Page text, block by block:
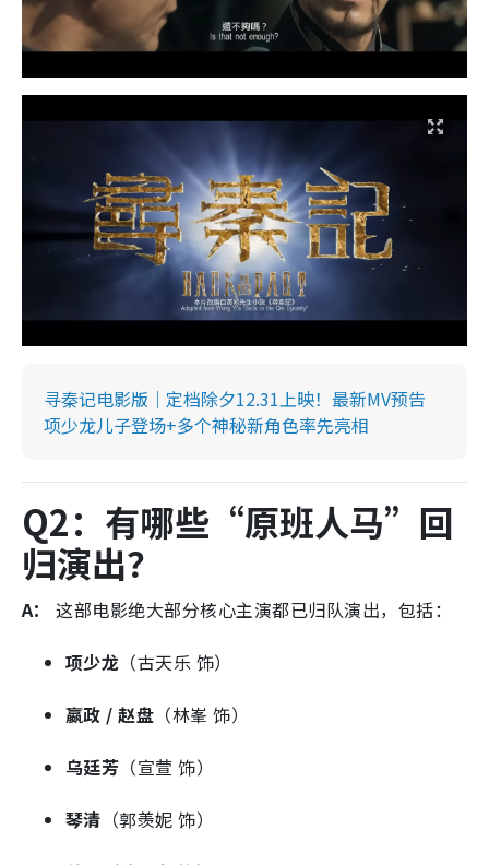
寻秦记电影版｜定档除夕12.31上映！最新MV预告
项少龙儿子登场+多个神秘新角色率先亮相
Q2：有哪些“原班人马”回
归演出？
A：
这部电影绝大部分核心主演都已归队演出，包括：
项少龙 （古天乐 饰）
嬴政 / 赵盘 （林峯 饰）
乌廷芳 （宣萱 饰）
琴清 （郭羡妮 饰）